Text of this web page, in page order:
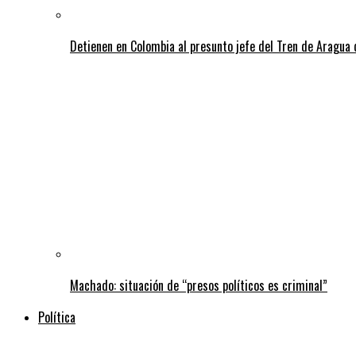
Detienen en Colombia al presunto jefe del Tren de Aragua
Machado: situación de “presos políticos es criminal”
Política